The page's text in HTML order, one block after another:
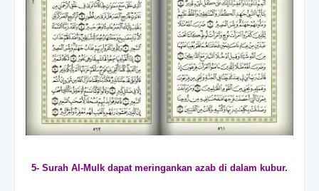
5- Surah Al-Mulk dapat meringankan azab di dalam kubur.